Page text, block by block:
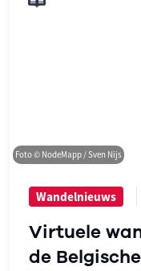
Foto © NodeMapp / Sven Nijs
Wandelnieuws
Virtuele
de